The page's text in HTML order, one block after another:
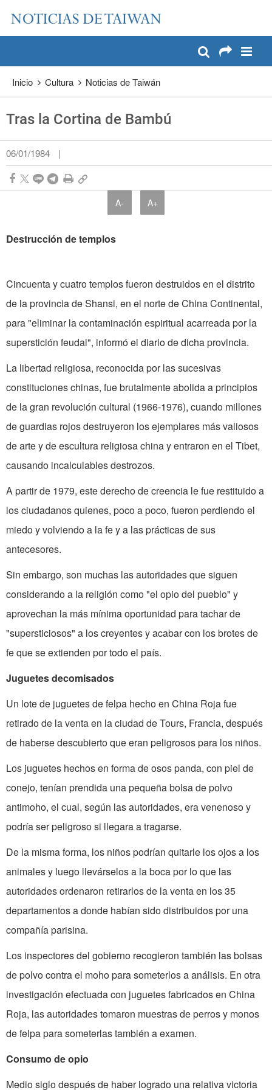
Pase a contenido principal
Inicio Cultura Noticias de Taiwán
Tras la Cortina de Bambú
06/01/1984 |
A- A+
Destrucción de templos
Cincuenta y cuatro templos fueron destruidos en el distrito
de la provincia de Shansi, en el norte de China Continental,
para "eliminar la contaminación espiritual acarreada por la
superstición feudal", informó el diario de dicha provincia.
La libertad religiosa, reconocida por las sucesivas
constituciones chinas, fue brutalmente abolida a principios
de la gran revolución cultural (1966-1976), cuando millones
de guardias rojos destruyeron los ejemplares más valiosos
de arte y de escultura religiosa china y entraron en el Tibet,
causando incalculables destrozos.
A partir de 1979, este derecho de creencia le fue restituido a
los ciudadanos quienes, poco a poco, fueron perdiendo el
miedo y volviendo a la fe y a las prácticas de sus
antecesores.
Sin embargo, son muchas las autoridades que siguen
considerando a la religión como "el opio del pueblo" y
aprovechan la más mínima oportunidad para tachar de
"supersticiosos" a los creyentes y acabar con los brotes de
fe que se extienden por todo el país.
Juguetes decomisados
Un lote de juguetes de felpa hecho en China Roja fue
retirado de la venta en la ciudad de Tours, Francia, después
de haberse descubierto que eran peligrosos para los niños.
Los juguetes hechos en forma de osos panda, con piel de
conejo, tenían prendida una pequeña bolsa de polvo
antimoho, el cual, según las autoridades, era venenoso y
podría ser peligroso si llegara a tragarse.
De la misma forma, los niños podrían quitarle los ojos a los
animales y luego llevárselos a la boca por lo que las
autoridades ordenaron retirarlos de la venta en los 35
departamentos a donde habían sido distribuidos por una
compañía parisina.
Los inspectores del gobierno recogieron también las bolsas
de polvo contra el moho para someterlos a análisis. En otra
investigación efectuada con juguetes fabricados en China
Roja, las autoridades tomaron muestras de perros y monos
de felpa para someterlas también a examen.
Consumo de opio
Medio siglo después de haber logrado una relativa victoria